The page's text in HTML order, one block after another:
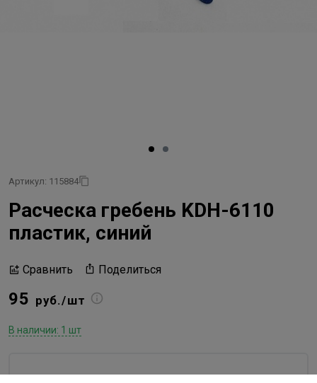
Артикул: 115884
Расческа гребень KDH-6110
пластик, синий
Сравнить Поделиться
95 руб./шт
В наличии: 1 шт